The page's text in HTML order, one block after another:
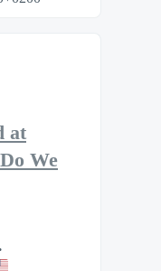
at
We